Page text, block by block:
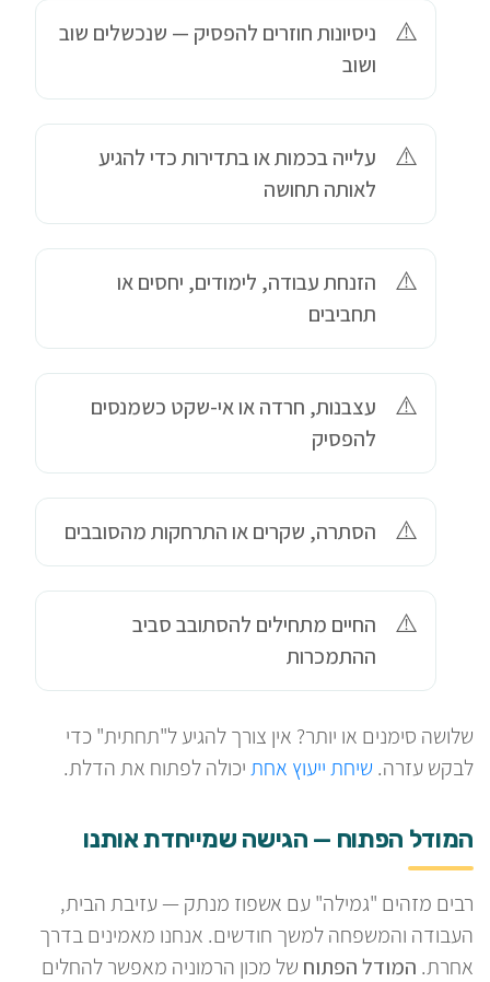
ניסיונות חוזרים להפסיק — שנכשלים שוב
ושוב
עלייה בכמות או בתדירות כדי להגיע
לאותה תחושה
הזנחת עבודה, לימודים, יחסים או
תחביבים
עצבנות, חרדה או אי-שקט כשמנסים
להפסיק
הסתרה, שקרים או התרחקות מהסובבים
החיים מתחילים להסתובב סביב
ההתמכרות
שלושה סימנים או יותר? אין צורך להגיע ל"תחתית" כדי
לבקש עזרה. שיחת ייעוץ אחתיכולה לפתוח את הדלת.
המודל הפתוח — הגישה שמייחדת אותנו
רבים מזהים "גמילה" עם אשפוז מנתק — עזיבת הבית,
העבודה והמשפחה למשך חודשים. אנחנו מאמינים בדרך
אחרת. המודל הפתוח של מכון הרמוניה מאפשר להחלים